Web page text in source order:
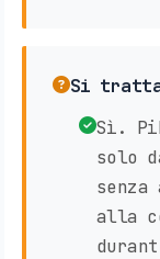
Si tratta
Sì.
solo
alla